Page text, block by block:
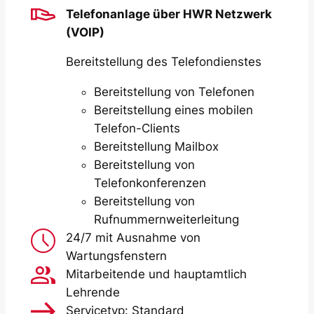
Telefonanlage über HWR Netzwerk
(VOIP)
Bereitstellung des Telefondienstes
Bereitstellung von Telefonen
Bereitstellung eines mobilen
Telefon-Clients
Bereitstellung Mailbox
Bereitstellung von
Telefonkonferenzen
Bereitstellung von
Rufnummernweiterleitung
24/7 mit Ausnahme von
Wartungsfenstern
Mitarbeitende und hauptamtlich
Lehrende
Servicetyp: Standard